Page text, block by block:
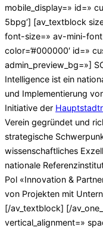
mobile_display=» id=»
5bpg‘] [av_textblock
font-size=» av-mini-
color=’#000000′ id=»
admin_preview_bg=»]
Intelligence ist ein
und Implementierung
Initiative der
Verein gegründet und
strategische
wissenschaftliches
nationale
Pol «Innovation &
von Projekten mit
[/av_textblock] [/
vertical_alignment=»